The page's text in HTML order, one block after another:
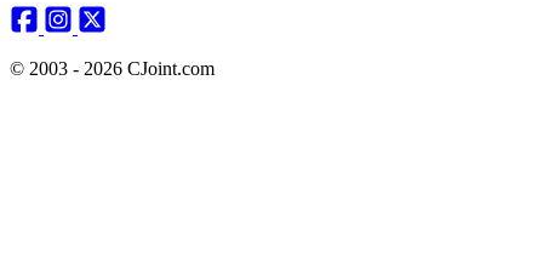
© 2003 - 2026 CJoint.com